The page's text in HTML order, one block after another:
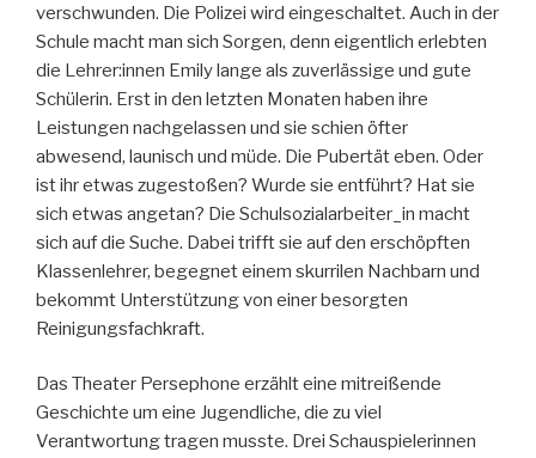
verschwunden. Die Polizei wird eingeschaltet. Auch in der
Schule macht man sich Sorgen, denn eigentlich erlebten
die Lehrer:innen Emily lange als zuverlässige und gute
Schülerin. Erst in den letzten Monaten haben ihre
Leistungen nachgelassen und sie schien öfter
abwesend, launisch und müde. Die Pubertät eben. Oder
ist ihr etwas zugestoßen? Wurde sie entführt? Hat sie
sich etwas angetan? Die Schulsozialarbeiter_in macht
sich auf die Suche. Dabei trifft sie auf den erschöpften
Klassenlehrer, begegnet einem skurrilen Nachbarn und
bekommt Unterstützung von einer besorgten
Reinigungsfachkraft.
Das Theater Persephone erzählt eine mitreißende
Geschichte um eine Jugendliche, die zu viel
Verantwortung tragen musste. Drei Schauspielerinnen